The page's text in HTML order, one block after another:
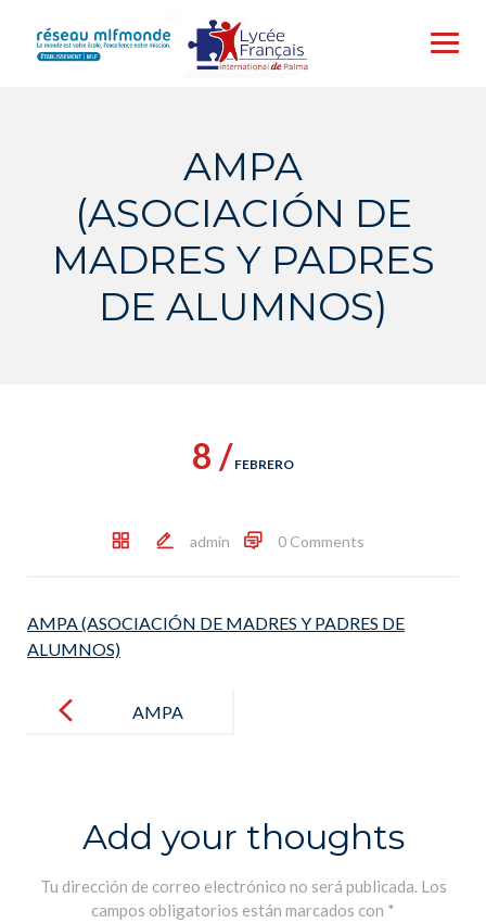
content
AMPA
(ASOCIACIÓN DE
MADRES Y PADRES
DE ALUMNOS)
8 / FEBRERO
admin 0 Comments
AMPA (ASOCIACIÓN DE MADRES Y PADRES DE
ALUMNOS)
navigation
AMPA
PADRES DE
ALUMNOS)
Add your thoughts
Tu dirección de correo electrónico no será publicada. Los
campos obligatorios están marcados con *